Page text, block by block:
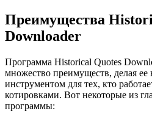
Преимущества
Downloader
Программа Historical Quotes
множество преимуществ, делая
инструментом для тех, кто
котировками. Вот некоторые из
программы: